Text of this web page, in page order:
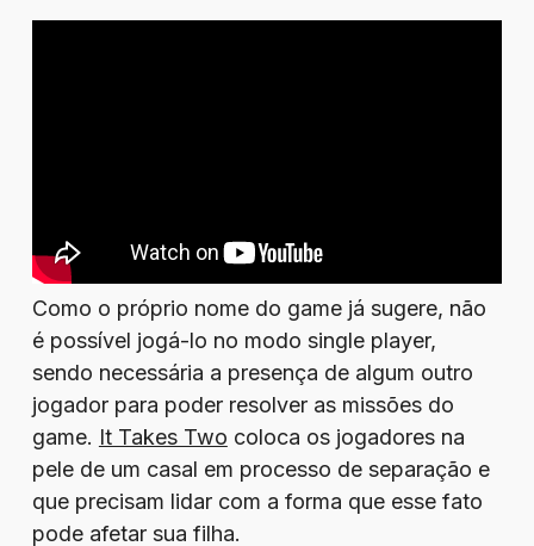
Como o próprio nome do game já sugere, não
é possível jogá-lo no modo single player,
sendo necessária a presença de algum outro
jogador para poder resolver as missões do
game. It Takes Two coloca os jogadores na
pele de um casal em processo de separação e
que precisam lidar com a forma que esse fato
pode afetar sua filha.